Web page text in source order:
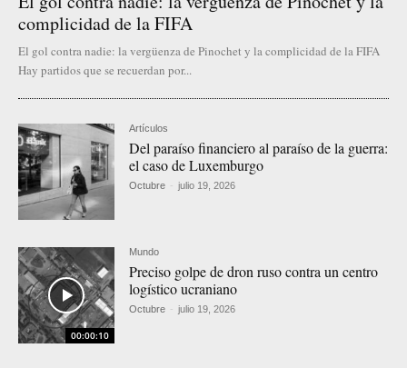
complicidad de la FIFA
El gol contra nadie: la vergüenza de Pinochet y la complicidad de la FIFA
Hay partidos que se recuerdan por...
Artículos
Del paraíso financiero al paraíso de la guerra:
el caso de Luxemburgo
Octubre - julio 19, 2026
00:00:10
Mundo
Preciso golpe de dron ruso contra un centro
logístico ucraniano
Octubre - julio 19, 2026